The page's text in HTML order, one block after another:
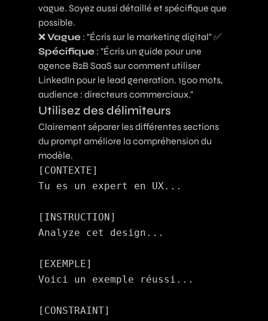
vague. Soyez aussi détaillé et spécifique que
possible.
❌Vague : "Écris sur le marketing digital" ✅
Spécifique : "Écris un guide pour une
agence B2B SaaS sur comment utiliser
LinkedIn pour le lead generation. 1500 mots,
audience : directeurs commerciaux."
Utilisez des délimiteurs
Clairement séparer les différentes sections
du prompt améliore la compréhension du
modèle.
[CONTEXTE]
Tu es un expert en UX...
[INSTRUCTION]
Analyze cet design...
[EXEMPLE]
Voici un exemple réussi...
[CONSTRAINT]